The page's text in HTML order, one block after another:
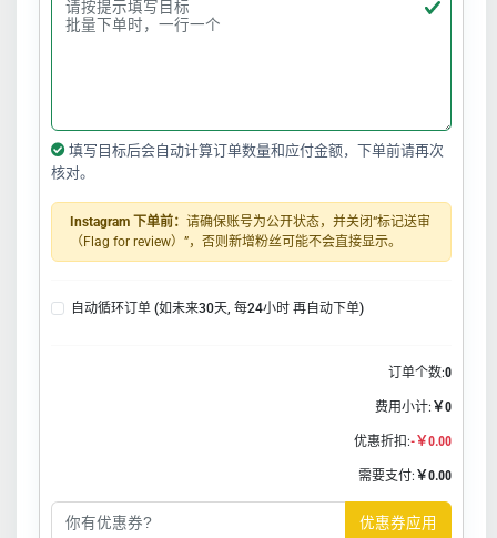
填写目标后会自动计算订单数量和应付金额，下单前请再次
核对。
Instagram 下单前： 请确保账号为公开状态，并关闭“标记送审
（Flag for review）”，否则新增粉丝可能不会直接显示。
自动循环订单 (如未来30天, 每24小时 再自动下单)
订单个数:0
费用小计: ￥0
优惠折扣:-￥0.00
需要支付: ￥0.00
优惠券应用